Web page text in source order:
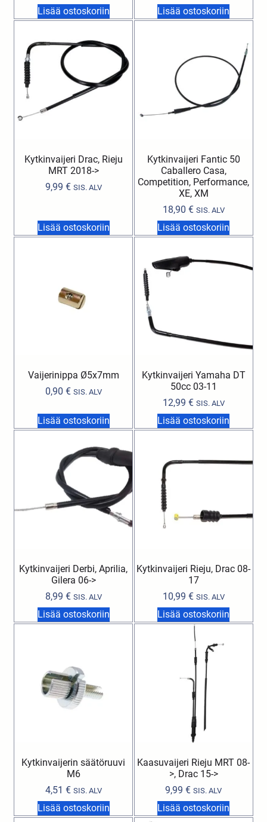
Lisää ostoskoriin Lisää ostoskoriin
Kytkinvaijeri Drac, Rieju
MRT 2018->
9,99 € SIS. ALV
Lisää ostoskoriin
Kytkinvaijeri Fantic 50
Caballero Casa,
Competition, Performance,
XE, XM
18,90 € SIS. ALV
Lisää ostoskoriin
Vaijerinippa Ø5x7mm
0,90 € SIS. ALV
Lisää ostoskoriin
Kytkinvaijeri Yamaha DT
50cc 03-11
12,99 € SIS. ALV
Lisää ostoskoriin
Kytkinvaijeri Derbi, Aprilia,
Gilera 06->
8,99 € SIS. ALV
Lisää ostoskoriin
Kytkinvaijeri Rieju, Drac 08-
17
10,99 € SIS. ALV
Lisää ostoskoriin
Kytkinvaijerin säätöruuvi
M6
4,51 € SIS. ALV
Lisää ostoskoriin
Kaasuvaijeri Rieju MRT 08-
>, Drac 15->
9,99€ SIS. ALV
Lisää ostoskoriin